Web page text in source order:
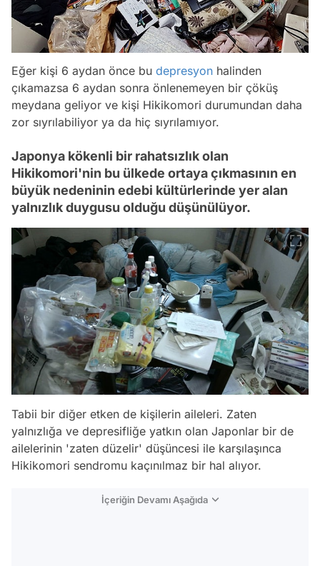
Eğer kişi 6 aydan önce bu depresyon halinden
çıkamazsa 6 aydan sonra önlenemeyen bir çöküş
meydana geliyor ve kişi Hikikomori durumundan daha
zor sıyrılabiliyor ya da hiç sıyrılamıyor.
Japonya kökenli bir rahatsızlık olan
Hikikomori'nin bu ülkede ortaya çıkmasının en
büyük nedeninin edebi kültürlerinde yer alan
yalnızlık duygusu olduğu düşünülüyor.
Tabii bir diğer etken de kişilerin aileleri. Zaten
yalnızlığa ve depresifliğe yatkın olan Japonlar bir de
ailelerinin 'zaten düzelir' düşüncesi ile karşılaşınca
Hikikomori sendromu kaçınılmaz bir hal alıyor.
İçeriğin Devamı Aşağıda